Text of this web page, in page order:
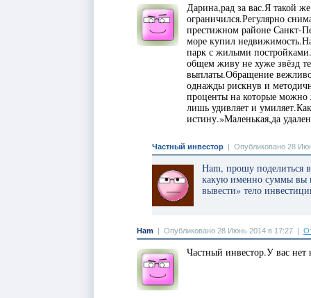
Дарина,рад за вас.Я такой
ограничился.Регулярно
престижном районе Санкт-
море купил
парк с жилыми
общем живу не хуже звёзд
выплаты.Обращение
однажды рискнув и
проценты на которые
лишь удивляет и
истину.»Маленькая,да
Частный инвестор Опубликовано 28
Ham, прошу поделиться
какую именно суммы вы
вывести» тело
Ham Опубликовано 28 Июнь 2014 в 17:27
Частный инвестор.У вас